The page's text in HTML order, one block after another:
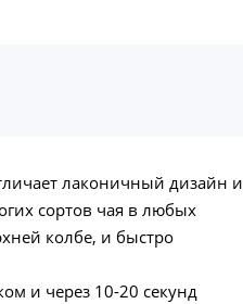
лаконичный дизайн и
сортов чая в любых
колбе, и быстро
и через 10-20 секунд